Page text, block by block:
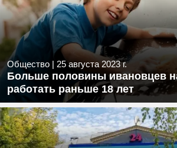
Общество | 25 августа 2023 г.
Больше половины ивановцев
работать раньше 18 лет